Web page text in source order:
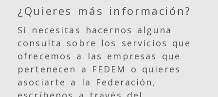
¿Quieres más información?
Si necesitas hacernos alguna
consulta sobre los servicios que
ofrecemos a las empresas que
pertenecen a FEDEM o quieres
asociarte a la Federación,